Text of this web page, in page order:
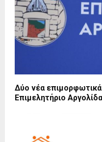
Δύο νέα
Επιμελητήριο